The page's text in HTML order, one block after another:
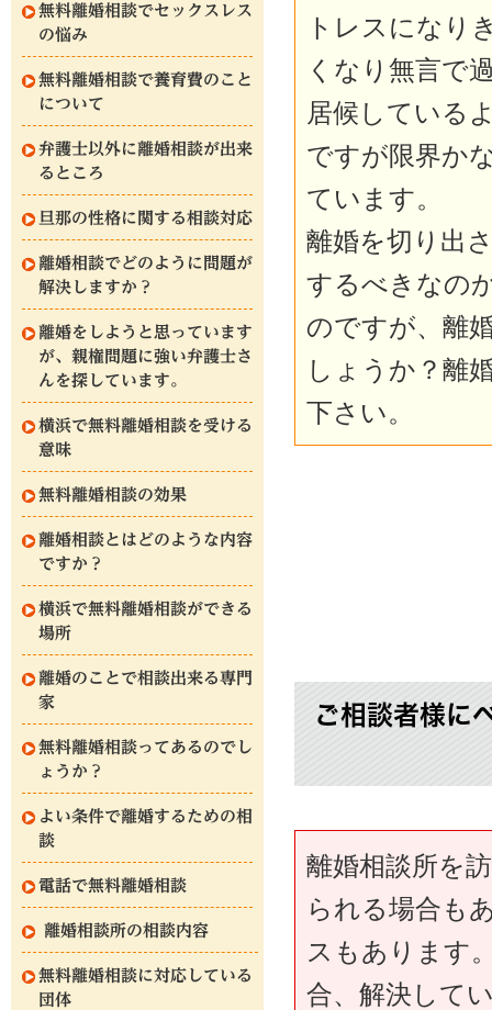
無料離婚相談でセックスレス
の悩み
無料離婚相談で養育費のこと
について
弁護士以外に離婚相談が出来
るところ
旦那の性格に関する相談対応
離婚相談でどのように問題が
解決しますか？
離婚をしようと思っています
が、親権問題に強い弁護士さ
んを探しています。
横浜で無料離婚相談を受ける
意味
無料離婚相談の効果
離婚相談とはどのような内容
ですか？
横浜で無料離婚相談ができる
場所
離婚のことで相談出来る専門
家
無料離婚相談ってあるのでし
ょうか？
よい条件で離婚するための相
談
電話で無料離婚相談
離婚相談所の相談内容
無料離婚相談に対応している
団体
トレスになり
くなり無言で
居候している
ですが限界か
ています。
離婚を切り出
するべきなの
のですが、離
しょうか？離
下さい。
ご相談者様に
離婚相談所を
られる場合も
スもあります
合、解決して